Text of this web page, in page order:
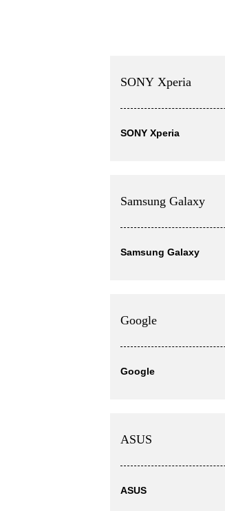
SONY Xperia
SONY Xperia
Samsung Galaxy
Samsung Galaxy
Google
Google
ASUS
ASUS